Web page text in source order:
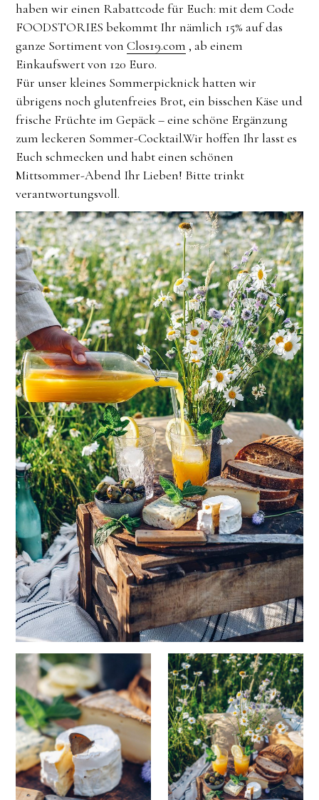
haben wir einen Rabattcode für Euch: mit dem Code
FOODSTORIES bekommt Ihr nämlich 15% auf das
ganze Sortiment vonClos19.com , ab einem
Einkaufswert von 120 Euro.
Für unser kleines Sommerpicknick hatten wir
übrigens noch glutenfreies Brot, ein bisschen Käse und
frische Früchte im Gepäck – eine schöne Ergänzung
zum leckeren Sommer-Cocktail.Wir hoffen Ihr lasst es
Euch schmecken und habt einen schönen
Mittsommer-Abend Ihr Lieben! Bitte trinkt
verantwortungsvoll.